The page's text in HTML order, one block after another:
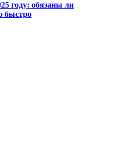
году: обязаны ли
быстро